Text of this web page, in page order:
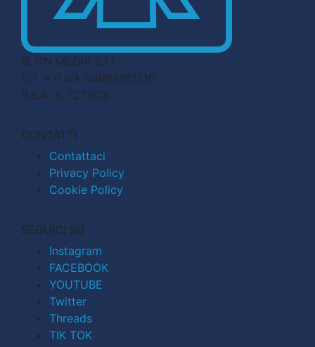
© CN MEDIA S.r.l.
C.F. e P.IVA 04998911210
R.E.A. n. 727803
CONTATTI
Contattaci
Privacy Policy
Cookie Policy
SEGUICI SU
Instagram
FACEBOOK
YOUTUBE
Twitter
Threads
TIK TOK